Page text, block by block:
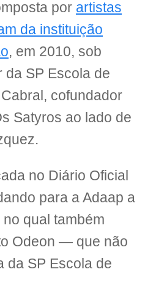
por artistas
da instituição
, em 2010, sob
da SP Escola de
cofundador
Satyros ao lado de
no Diário Oficial
para a Adaap a
qual também
Odeon — que não
da SP Escola de